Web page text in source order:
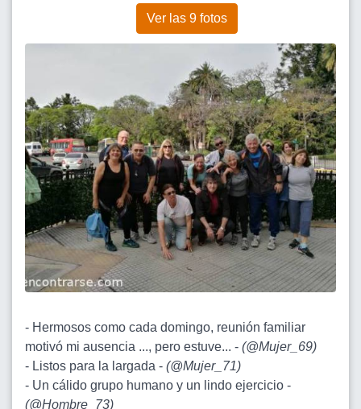
Ver las 9 fotos
- Hermosos como cada domingo, reunión familiar
motivó mi ausencia ..., pero estuve... - (@Mujer_69)
- Listos para la largada - (@Mujer_71)
- Un cálido grupo humano y un lindo ejercicio -
(@Hombre_73)